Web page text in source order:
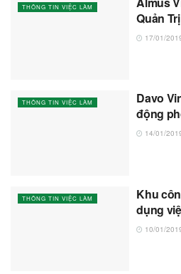
THÔNG TIN VIỆC LÀM
Quản
17/01/
THÔNG TIN VIỆC LÀM
Davo
động
14/01/
THÔNG TIN VIỆC LÀM
Khu
dụng
10/01/